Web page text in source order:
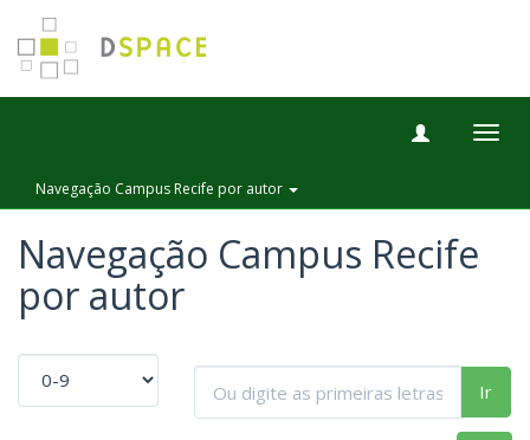
Navegação Campus Recife por autor
Navegação Campus Recife
por autor
Ir